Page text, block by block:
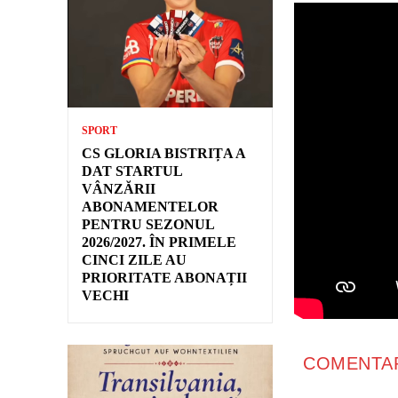
SPORT
CS GLORIA BISTRIȚA A
DAT STARTUL
VÂNZĂRII
ABONAMENTELOR
PENTRU SEZONUL
2026/2027. ÎN PRIMELE
CINCI ZILE AU
PRIORITATE ABONAȚII
VECHI